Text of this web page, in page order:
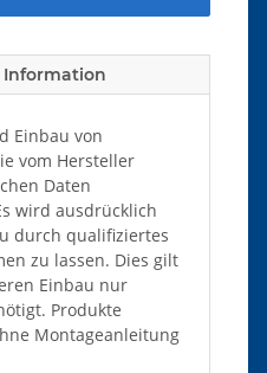
Einbau von
vom Hersteller
Daten
wird ausdrücklich
durch qualifiziertes
zu lassen. Dies gilt
Einbau nur
Produkte
Montageanleitung